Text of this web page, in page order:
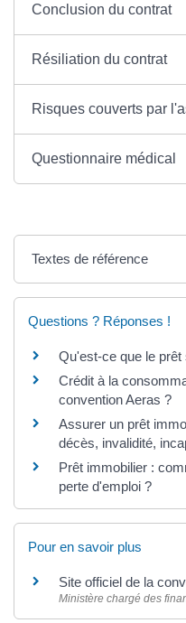
Conclusion du contrat
Résiliation du contrat
Risques couverts par
Questionnaire médical
Textes de référence
Questions ? Réponses !
Qu'est-ce que le prêt
Crédit à la
convention Aeras ?
Assurer un prêt
décès, invalidité,
Prêt immobilier :
perte d'emploi ?
Pour en savoir plus
Site officiel de la
Ministère chargé des